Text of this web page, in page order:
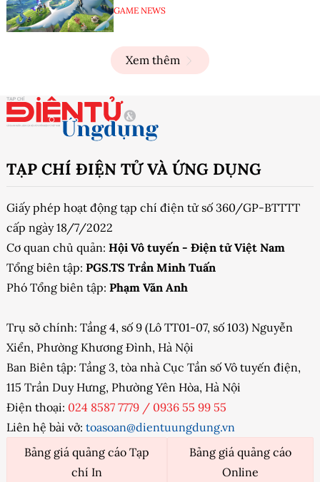
GAME NEWS
Xem thêm
TẠP CHÍ ĐIỆN TỬ VÀ ỨNG DỤNG
Giấy phép hoạt động tạp chí điện tử số 360/GP-BTTTT
cấp ngày 18/7/2022
Cơ quan chủ quản: Hội Vô tuyến - Điện tử Việt Nam
Tổng biên tập: PGS.TS Trần Minh Tuấn
Phó Tổng biên tập: Phạm Văn Anh
Trụ sở chính: Tầng 4, số 9 (Lô TT01-07, số 103) Nguyễn
Xiển, Phường Khương Đình, Hà Nội
Ban Biên tập: Tầng 3, tòa nhà Cục Tần số Vô tuyến điện,
115 Trần Duy Hưng, Phường Yên Hòa, Hà Nội
Điện thoại: 024 8587 7779 / 0936 55 99 55
Liên hệ bài vở: toasoan@dientuungdung.vn
Bảng giá quảng cáo Tạp
chí In
Bảng giá quảng cáo
Online